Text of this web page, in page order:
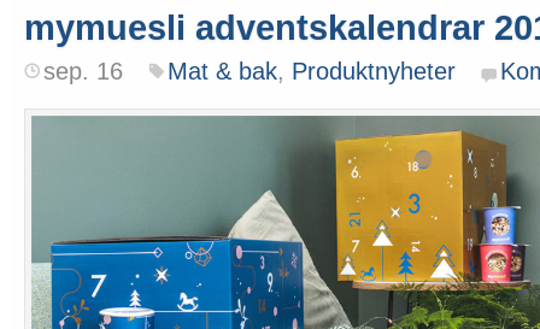
mymuesli adventskalendrar
sep. 16 Mat & bak, Produktnyheter